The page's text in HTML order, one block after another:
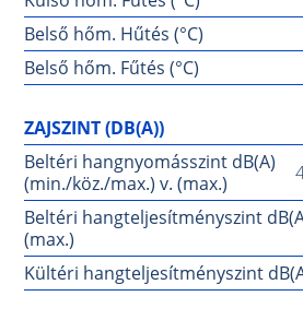
Belső hőm. Hűtés (°C)
Belső hőm. Fűtés (°C)
ZAJSZINT (DB(A))
Beltéri hangnyomásszint dB(A)
(min./köz./max.) v. (max.)
Beltéri hangteljesítményszint
(max.)
Kültéri hangteljesítményszint